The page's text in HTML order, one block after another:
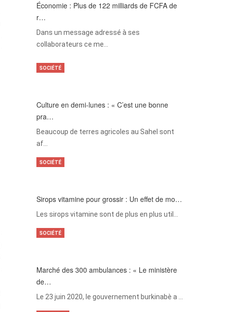
Économie : Plus de 122 milliards de FCFA de
r…
Dans un message adressé à ses
collaborateurs ce me…
Culture en demi-lunes : « C’est une bonne
pra…
Beaucoup de terres agricoles au Sahel sont
af…
SOCIÉTÉ
Sirops vitamine pour grossir : Un effet de mo…
Les sirops vitamine sont de plus en plus util…
SOCIÉTÉ
Marché des 300 ambulances : « Le ministère
de…
Le 23 juin 2020, le gouvernement burkinabè a …
SOCIÉTÉ